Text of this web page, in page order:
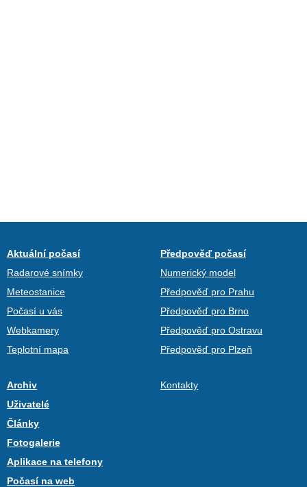
Aktuální počasí
Radarové snímky
Meteostanice
Počasí u vás
Webkamery
Teplotní mapa
Předpověď počasí
Numerický model
Předpověď pro Prahu
Předpověď pro Brno
Předpověď pro Ostravu
Předpověď pro Plzeň
Archiv
Uživatelé
Články
Fotogalerie
Aplikace na telefony
Počasí na web
Kontakty